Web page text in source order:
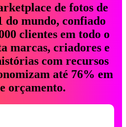
de fotos de
do mundo, confiado
clientes em todo o
marcas, criadores e
com recursos
até 76% em
orçamento.